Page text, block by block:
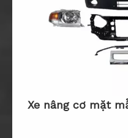
Xe nâng cơ mặt